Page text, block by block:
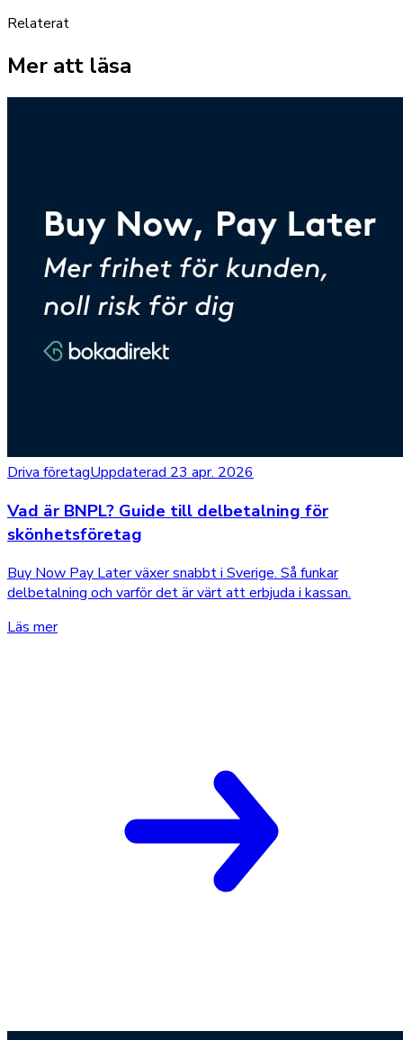
Relaterat
Mer att läsa
Driva företagUppdaterad 23 apr. 2026
Vad är BNPL? Guide till delbetalning för
skönhetsföretag
Buy Now Pay Later växer snabbt i Sverige. Så funkar
delbetalning och varför det är värt att erbjuda i kassan.
Läs mer